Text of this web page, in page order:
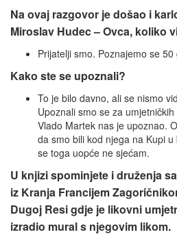
Na ovaj razgovor je došao i
Miroslav Hudec – Ovca, koliko
Prijatelji smo. Poznajemo se 50
Kako ste se upoznali?
To je bilo davno, ali se nismo
Upoznali smo se za
Vlado Martek nas je upoznao.
da smo bili kod njega na Kupi
se toga uopće ne sjećam.
U knjizi spominjete i druženja
iz Kranja Francijem
Dugoj Resi gdje je likovni
izradio mural s njegovim likom.